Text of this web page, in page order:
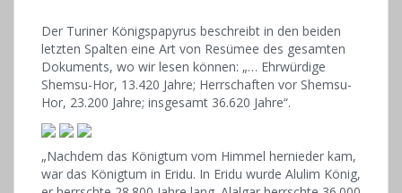
Der Turiner Königspapyrus beschreibt in den beiden
letzten Spalten eine Art von Resümee des gesamten
Dokuments, wo wir lesen können: „… Ehrwürdige
Shemsu-Hor, 13.420 Jahre; Herrschaften vor Shemsu-
Hor, 23.200 Jahre; insgesamt 36.620 Jahre“.
„Nachdem das Königtum vom Himmel hernieder kam,
war das Königtum in Eridu. In Eridu wurde Alulim König,